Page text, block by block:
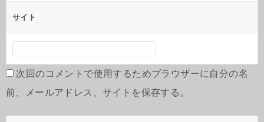
サイト
次回のコメントで使用するためブラウザーに自分の名
前、メールアドレス、サイトを保存する。